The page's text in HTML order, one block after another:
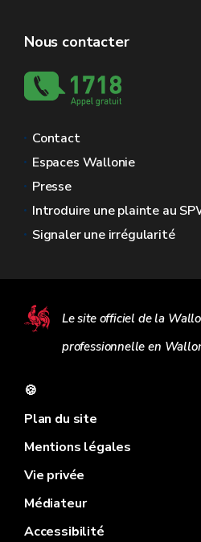
Nous contacter
Contact
Espaces Wallonie
Presse
Introduire une plainte au
Signaler une irrégularité
Le site officiel de la
professionnelle en
🍪
Plan du site
Mentions légales
Vie privée
Médiateur
Accessibilité